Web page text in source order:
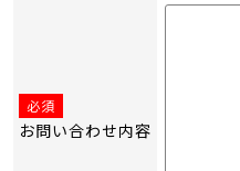
必須
お問い合わせ内容